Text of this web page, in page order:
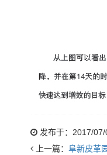
发布于：2017/
上一篇：阜新皮革